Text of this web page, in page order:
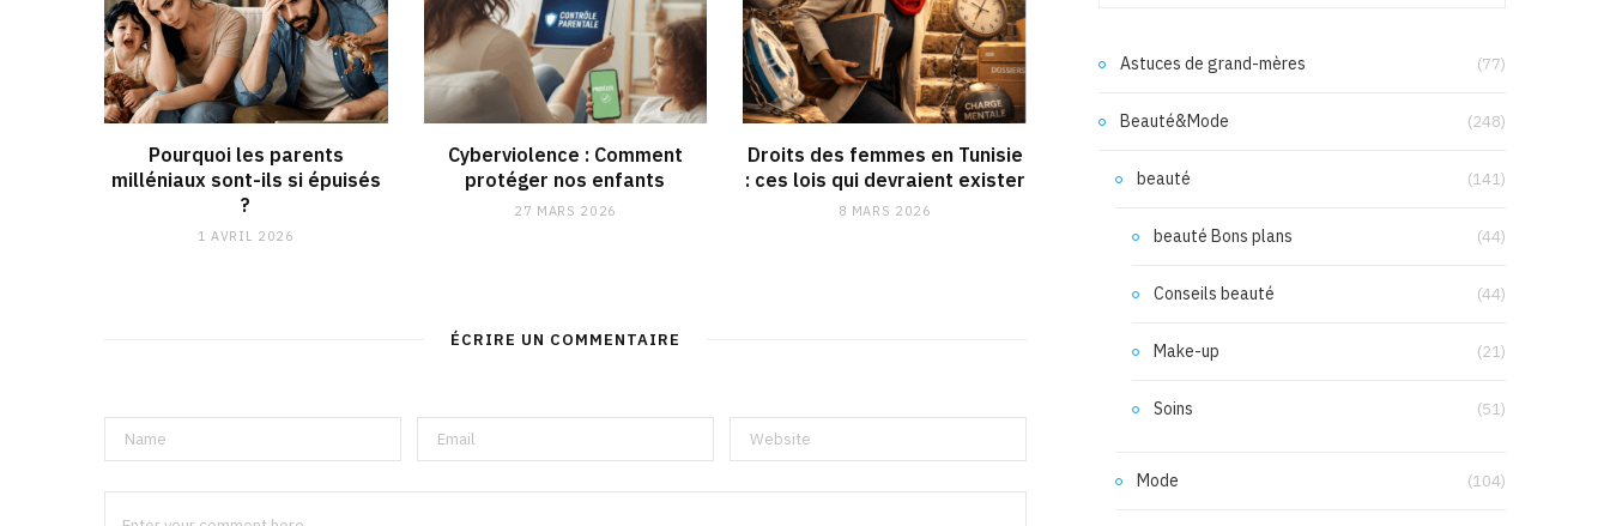
Pourquoi les parents
milléniaux sont-ils si épuisés
?
1 AVRIL 2026
Cyberviolence : Comment
protéger nos enfants
27 MARS 2026
Droits des femmes en Tunisie
: ces lois qui devraient exister
8 MARS 2026
ÉCRIRE UN COMMENTAIRE
Astuces de grand-mères (77)
Beauté&Mode (248)
beauté (141)
beauté Bons plans (44)
Conseils beauté (44)
Make-up (21)
Soins (51)
Mode (104)